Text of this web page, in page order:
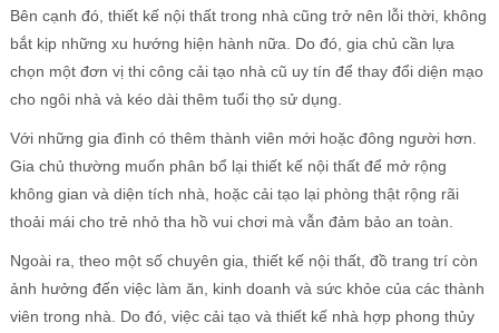
Bên cạnh đó, thiết kế nội thất trong nhà cũng trở nên lỗi thời, không
bắt kịp những xu hướng hiện hành nữa. Do đó, gia chủ cần lựa
chọn một đơn vị thi công cải tạo nhà cũ uy tín để thay đổi diện mạo
cho ngôi nhà và kéo dài thêm tuổi thọ sử dụng.
Với những gia đình có thêm thành viên mới hoặc đông người hơn.
Gia chủ thường muốn phân bổ lại thiết kế nội thất để mở rộng
không gian và diện tích nhà, hoặc cải tạo lại phòng thật rộng rãi
thoải mái cho trẻ nhỏ tha hồ vui chơi mà vẫn đảm bảo an toàn.
Ngoài ra, theo một số chuyên gia, thiết kế nội thất, đồ trang trí còn
ảnh hưởng đến việc làm ăn, kinh doanh và sức khỏe của các thành
viên trong nhà. Do đó, việc cải tạo và thiết kế nhà hợp phong thủy